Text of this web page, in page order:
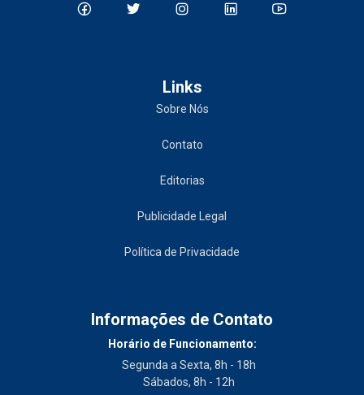
Links
Sobre Nós
Contato
Editorias
Publicidade Legal
Política de Privacidade
Informações de Contato
Horário de Funcionamento:
Segunda a Sexta, 8h - 18h
Sábados, 8h - 12h